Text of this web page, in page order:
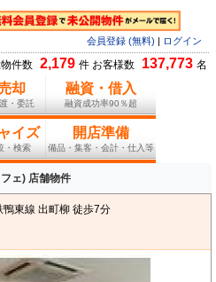
会員登録 (無料) ログイン
件数 2,179 件 お客様数 137,773 名
却
・委託
融資・借入
融資成功率90％超
イズ
・検索
開店準備
備品・集客・会計・仕入等
ェ) 店舗物件
東線 出町柳 徒歩7分